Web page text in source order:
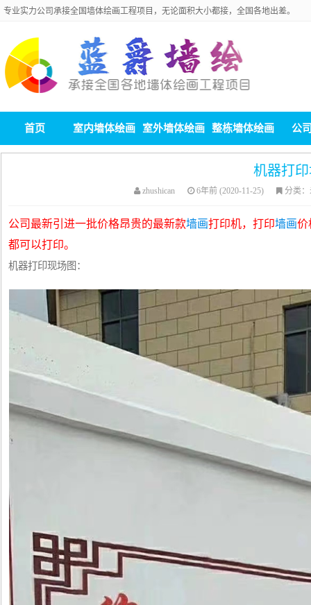
专业实力公司承接全国墙体绘画工程项目，无论面积大小都接，全国各地出差。
首页 室内墙体绘画 室外墙体绘画 整栋墙体绘画 公
机器打
zhushican 6年前 (2020-11-25) 分类
公司最新引进一批价格昂贵的最新款墙画打印机，打印墙画价
都可以打印。
机器打印现场图：